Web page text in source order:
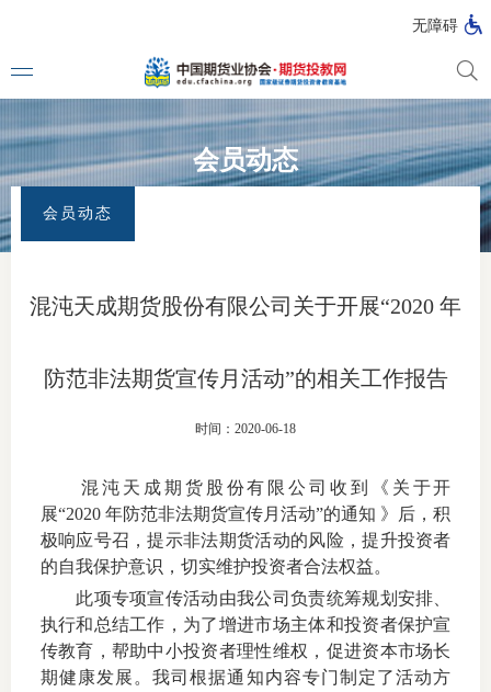
无障碍
媒体看
投教动
上市品
风险案
新手指
会员动态
会员动态
混沌天成期货股份有限公司关于开展“2020 年
防范非法期货宣传月活动”的相关工作报告
时间：2020-06-18
混沌天成期货股份有限公司收到《关于开
展“2020 年防范非法期货宣传月活动”的通知 》后，积
极响应号召，提示非法期货活动的风险，提升投资者
的自我保护意识，切实维护投资者合法权益。
此项专项宣传活动由我公司负责统筹规划安排、
执行和总结工作，为了增进市场主体和投资者保护宣
传教育，帮助中小投资者理性维权，促进资本市场长
期健康发展。我司根据通知内容专门制定了活动方